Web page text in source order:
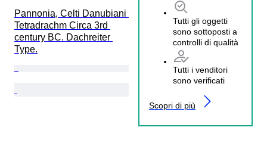
Tutti gli oggetti
sono sottoposti a
controlli di qualità
Tutti i venditori
sono verificati
Scopri di più
Pannonia, Celti Danubiani
Tetradrachm Circa 3rd
century BC. Dachreiter
Type.